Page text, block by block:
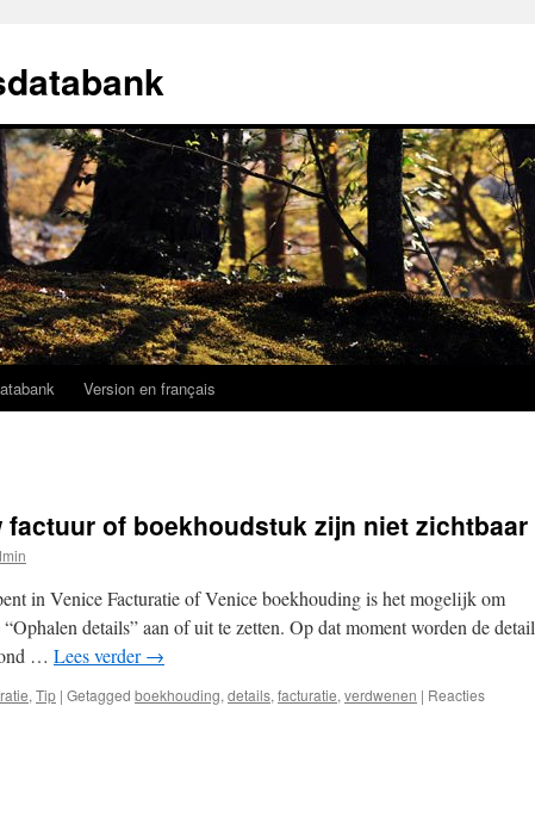
Version en français
factuur of boekhoudstuk zijn niet zichtbaar
in Venice Facturatie of Venice boekhouding is het mogelijk om
details” aan of uit te zetten. Op dat moment worden de detail
… Lees verder→
, Tip | Getagged boekhouding, details, facturatie, verdwenen | Reacties